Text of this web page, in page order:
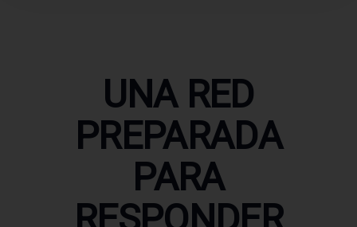
UNA RED
PREPARADA
PARA